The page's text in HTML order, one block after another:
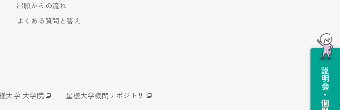
出願からの流れ
よくある質問と答え
大学 大学院
星槎大学機関リポジトリ